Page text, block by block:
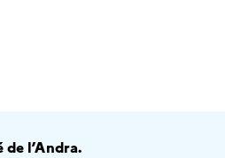
l’Andra.